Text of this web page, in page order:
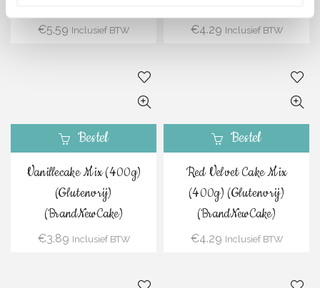
€5.59 Inclusief BTW €4.29 Inclusief BTW
Bestel
Vanillecake Mix (400g)
(Glutenvrij)
(BrandNewCake)
€3.89 Inclusief BTW
Bestel
Red Velvet Cake Mix
(400g) (Glutenvrij)
(BrandNewCake)
€4.29 Inclusief BTW